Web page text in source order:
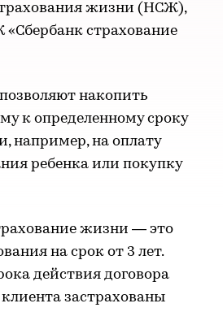
жизни (НСЖ),
страхование
накопить
к определенному сроку
например, на оплату
ребенка или покупку
жизни — это
на срок от 3 лет.
действия договора
застрахованы